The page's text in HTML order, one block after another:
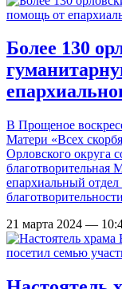
Более 130
В Прощеное
Матери «Всех
Орловского округа
благотворительная
епархиальный
21 марта 2024 —